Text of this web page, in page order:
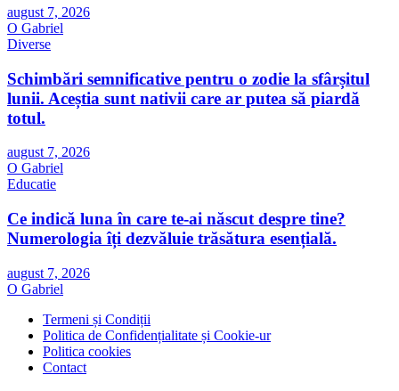
august 7, 2026
O Gabriel
Diverse
Schimbări semnificative pentru o zodie la sfârșitul
lunii. Aceștia sunt nativii care ar putea să piardă
totul.
august 7, 2026
O Gabriel
Educatie
Ce indică luna în care te-ai născut despre tine?
Numerologia îți dezvăluie trăsătura esențială.
august 7, 2026
O Gabriel
Termeni și Condiții
Politica de Confidențialitate și Cookie-ur
Politica cookies
Contact